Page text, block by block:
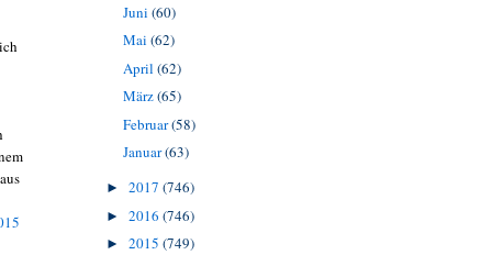
Juni (60)
Mai (62)
April (62)
März(65)
Februar(58)
Januar(63)
► 2017 (746)
► 2016 (746)
► 2015 (749)